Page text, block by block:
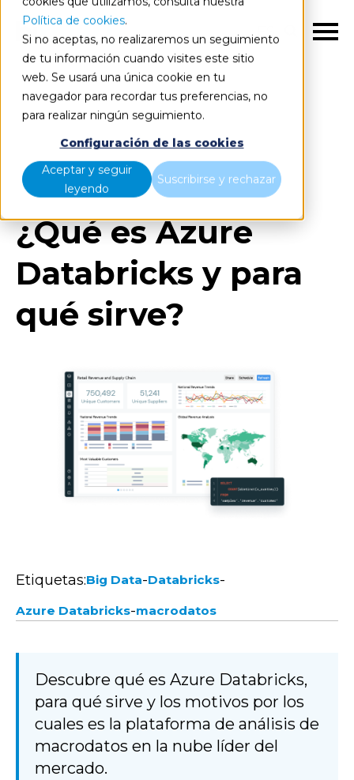
Política de cookies.
Si no aceptas, no realizaremos un seguimiento
de tu información cuando visites este sitio
web. Se usará una única cookie en tu
navegador para recordar tus preferencias, no
para realizar ningún seguimiento.
Configuración de las cookies
Aceptar y seguir
leyendo
Suscribirse y rechazar
ES
¿Qué es Azure Databricks y para qué sirve?
¿Qué es Azure
Databricks y para
qué sirve?
Etiquetas:Big Data-Databricks-
Azure Databricks-macrodatos
Descubre qué es Azure Databricks,
para qué sirve y los motivos por los
cuales es la plataforma de análisis de
macrodatos en la nube líder del
mercado.